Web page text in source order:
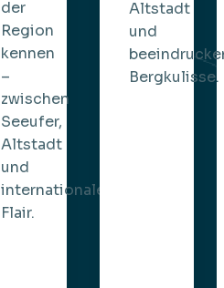
der
Region
kennen
–
zwischen
Seeufer,
Altstadt
und
internationalem
Flair.
Altstadt
und
Bergkulisse.